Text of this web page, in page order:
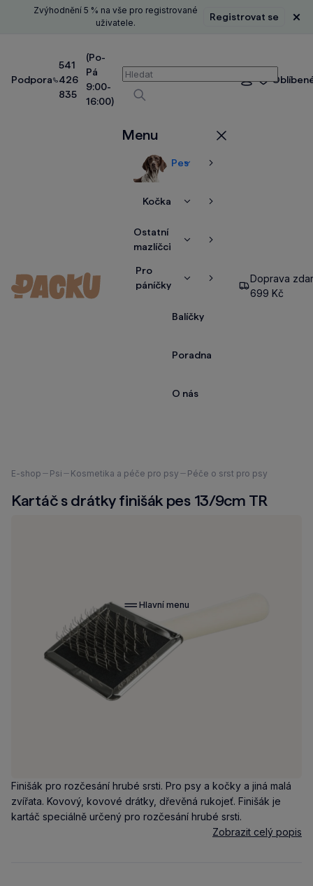
Zvýhodnění 5 % na vše pro registrované
uživatele.
Registrovat se
Podpora
541
426
835
(Po-
Pá
9:00-
16:00)
Vyhledávání
Vyhledávat
Přihlášení
Menu
PesZobrazitZobrazit
Kočka
ZobrazitZobrazit
Ostatní
mazlíčci
ZobrazitZobrazit
Pro
páníčky
ZobrazitZobrazit
Balíčky
Poradna
O nás
Hlavní menu
Doprava
699 Kč
Nacházíte
zde:
E-shop Psi Kosmetika a péče pro psy Péče o srst pro psy
Kartáč s drátky finišák pes 13/9cm TR
Finišák pro rozčesání hrubé srsti. Pro psy a kočky a jiná malá
zvířata. Kovový, kovové drátky, dřevěná rukojeť. Finišák je
kartáč speciálně určený pro rozčesání hrubé srsti.
Zobrazit celý popis